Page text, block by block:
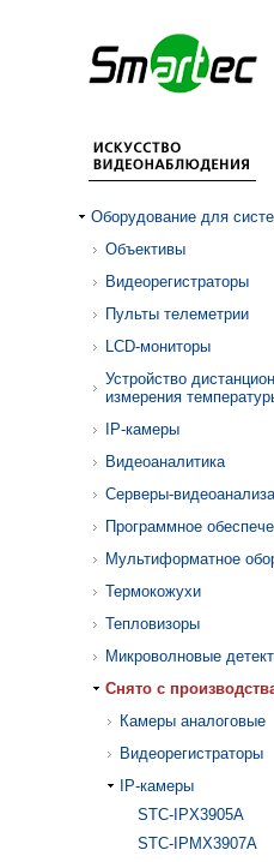
Оборудование для
Объективы
Видеорегистраторы
Пульты телеметрии
LCD-мониторы
Устройство
измерения
IP-камеры
Видеоаналитика
Серверы-
Программное
Мультиформатное
Термокожухи
Тепловизоры
Микроволновые
Cнято с
Камеры аналоговые
Видеорегистраторы
IP-камеры
STC-IPX3905A
STC-IPMX3907A